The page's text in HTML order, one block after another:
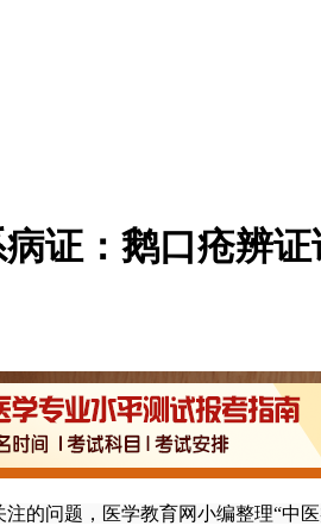
证：鹅口疮辨证
的问题，医学教育网小编整理“中